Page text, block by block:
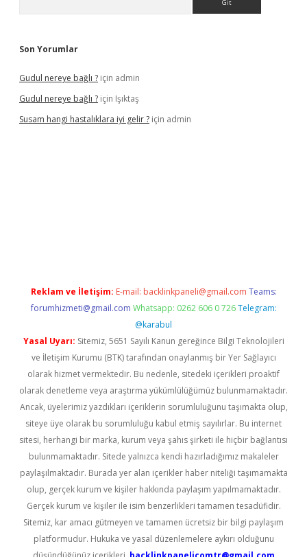
Son Yorumlar
Gudul nereye bağlı ? için admin
Gudul nereye bağlı ? için Işıktaş
Susam hangi hastalıklara iyi gelir ? için admin
Reklam ve İletişim: E-mail: backlinkpaneli@gmail.com Teams:
forumhizmeti@gmail.com Whatsapp: 0262 606 0 726 Telegram:
@karabul
Yasal Uyarı: Sitemiz, 5651 Sayılı Kanun gereğince Bilgi Teknolojileri
ve İletişim Kurumu (BTK) tarafından onaylanmış bir Yer Sağlayıcı
olarak hizmet vermektedir. Bu nedenle, sitedeki içerikleri proaktif
olarak denetleme veya araştırma yükümlülüğümüz bulunmamaktadır.
Ancak, üyelerimiz yazdıkları içeriklerin sorumluluğunu taşımakta olup,
siteye üye olarak bu sorumluluğu kabul etmiş sayılırlar. Bu internet
sitesi, herhangi bir marka, kurum veya şahıs şirketi ile hiçbir bağlantısı
bulunmamaktadır. Sitede yalnızca kendi hazırladığımız makaleler
paylaşılmaktadır. Burada yer alan içerikler haber niteliği taşımamakta
olup, gerçek kurum ve kişiler hakkında paylaşım yapılmamaktadır.
Gerçek kurum ve kişiler ile isim benzerlikleri tamamen tesadüfidir.
Sitemiz, kar amacı gütmeyen ve tamamen ücretsiz bir bilgi paylaşım
platformudur. Hukuka ve yasal düzenlemelere aykırı olduğunu